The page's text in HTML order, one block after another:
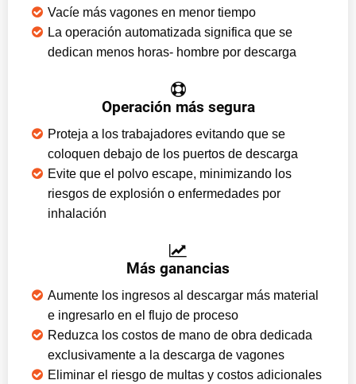
Vacíe más vagones en menor tiempo
La operación automatizada significa que se
dedican menos horas- hombre por descarga
Operación más segura
Proteja a los trabajadores evitando que se
coloquen debajo de los puertos de descarga
Evite que el polvo escape, minimizando los
riesgos de explosión o enfermedades por
inhalación
Más ganancias
Aumente los ingresos al descargar más material
e ingresarlo en el flujo de proceso
Reduzca los costos de mano de obra dedicada
exclusivamente a la descarga de vagones
Eliminar el riesgo de multas y costos adicionales